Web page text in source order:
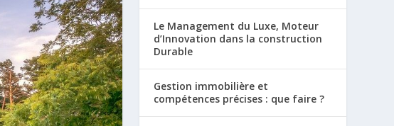
Le Management du Luxe, Moteur
d’Innovation dans la construction
Durable
Gestion immobilière et
compétences précises : que faire ?